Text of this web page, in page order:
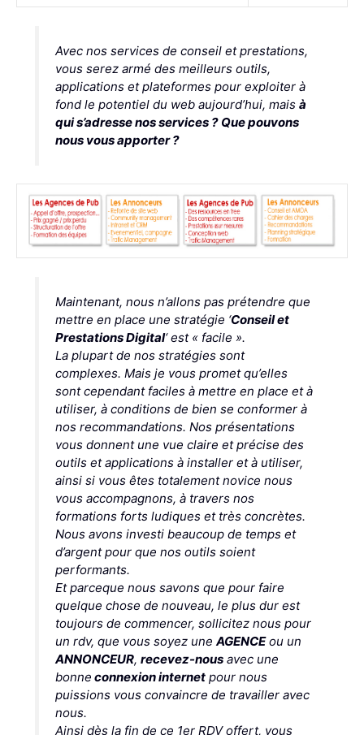
Avec nos services de conseil et prestations,
vous serez armé des meilleurs outils,
applications et plateformes pour exploiter à
fond le potentiel du web aujourd’hui, mais à
qui s’adresse nos services ? Que pouvons
nous vous apporter ?
Maintenant, nous n’allons pas prétendre que
mettre en place une stratégie ‘Conseil et
Prestations Digital‘ est « facile ».
La plupart de nos stratégies sont
complexes. Mais je vous promet qu’elles
sont cependant faciles à mettre en place et à
utiliser, à conditions de bien se conformer à
nos recommandations. Nos présentations
vous donnent une vue claire et précise des
outils et applications à installer et à utiliser,
ainsi si vous êtes totalement novice nous
vous accompagnons, à travers nos
formations forts ludiques et très concrètes.
Nous avons investi beaucoup de temps et
d’argent pour que nos outils soient
performants.
Et parceque nous savons que pour faire
quelque chose de nouveau, le plus dur est
toujours de commencer, sollicitez nous pour
un rdv, que vous soyez une AGENCEou un
ANNONCEUR, recevez-nousavec une
bonne connexion internetpour nous
puissions vous convaincre de travailler avec
nous.
Ainsi dès la fin de ce 1er RDV offert, vous